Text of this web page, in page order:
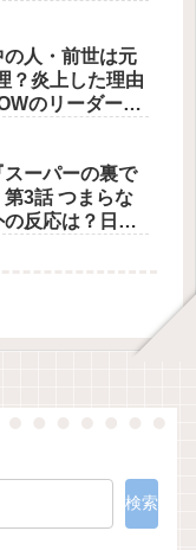
ベルの映像と音
なしの神回
の人・前世は元
？炎上した理由
のリーダー
スーパーの裏で
3話 つまらな
反応は？日々
検索